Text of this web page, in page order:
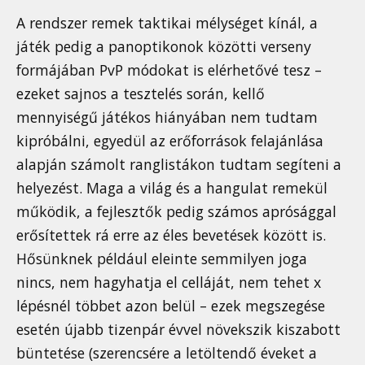
A rendszer remek taktikai mélységet kínál, a
játék pedig a panoptikonok közötti verseny
formájában PvP módokat is elérhetővé tesz –
ezeket sajnos a tesztelés során, kellő
mennyiségű játékos hiányában nem tudtam
kipróbálni, egyedül az erőforrások felajánlása
alapján számolt ranglistákon tudtam segíteni a
helyezést. Maga a világ és a hangulat remekül
működik, a fejlesztők pedig számos aprósággal
erősítettek rá erre az éles bevetések között is.
Hősünknek például eleinte semmilyen joga
nincs, nem hagyhatja el celláját, nem tehet x
lépésnél többet azon belül – ezek megszegése
esetén újabb tizenpár évvel növekszik kiszabott
büntetése (szerencsére a letöltendő éveket a